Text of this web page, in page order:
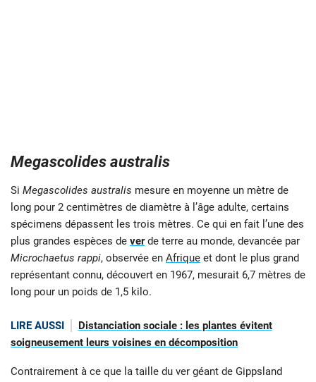
Megascolides australis
Si Megascolides australis mesure en moyenne un mètre de
long pour 2 centimètres de diamètre à l’âge adulte, certains
spécimens dépassent les trois mètres. Ce qui en fait l’une des
plus grandes espèces de verde terre au monde, devancée par
Microchaetus rappi, observée en Afrique et dont le plus grand
représentant connu, découvert en 1967, mesurait 6,7 mètres de
long pour un poids de 1,5 kilo.
LIRE AUSSI
Distanciation sociale : les plantes évitent
soigneusement leurs voisines en décomposition
Contrairement à ce que la taille du ver géant de Gippsland